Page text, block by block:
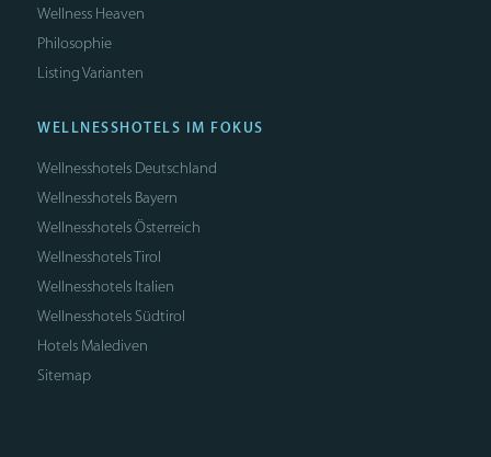
Wellness Heaven
Philosophie
Listing Varianten
WELLNESSHOTELS IM FOKUS
Wellnesshotels Deutschland
Wellnesshotels Bayern
Wellnesshotels Österreich
Wellnesshotels Tirol
Wellnesshotels Italien
Wellnesshotels Südtirol
Hotels Malediven
Sitemap